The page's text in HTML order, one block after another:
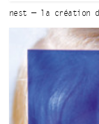
nest — la création